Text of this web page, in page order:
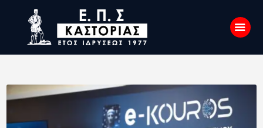
Αρχική
Σχετικά με εμάς